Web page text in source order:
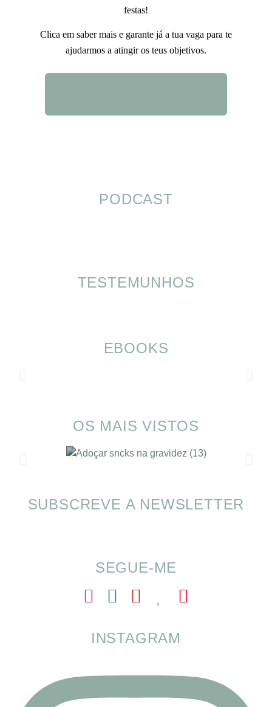
festas!
Clica em saber mais e garante já a tua vaga para te
ajudarmos a atingir os teus objetivos.
PODCAST
TESTEMUNHOS
EBOOKS
OS MAIS VISTOS
Alimentação nas férias com SOMP
SUBSCREVE A NEWSLETTER
SEGUE-ME
INSTAGRAM